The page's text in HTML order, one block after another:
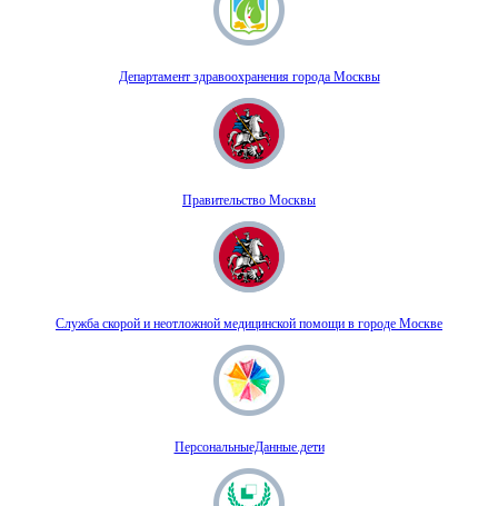
Департамент здравоохранения города Москвы
Правительство Москвы
Служба скорой и неотложной медицинской помощи в городе Москве
ПерсональныеДанные.дети